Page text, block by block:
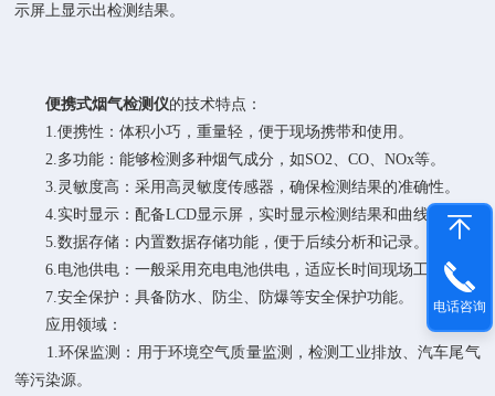
示屏上显示出检测结果。
便携式烟气检测仪的技术特点：
1.便携性：体积小巧，重量轻，便于现场携带和使用。
2.多功能：能够检测多种烟气成分，如SO2、CO、NOx等。
3.灵敏度高：采用高灵敏度传感器，确保检测结果的准确性。
4.实时显示：配备LCD显示屏，实时显示检测结果和曲线。
5.数据存储：内置数据存储功能，便于后续分析和记录。
6.电池供电：一般采用充电电池供电，适应长时间现场工作。
7.安全保护：具备防水、防尘、防爆等安全保护功能。
应用领域：
1.环保监测：用于环境空气质量监测，检测工业排放、汽车尾气
等污染源。
电话咨询